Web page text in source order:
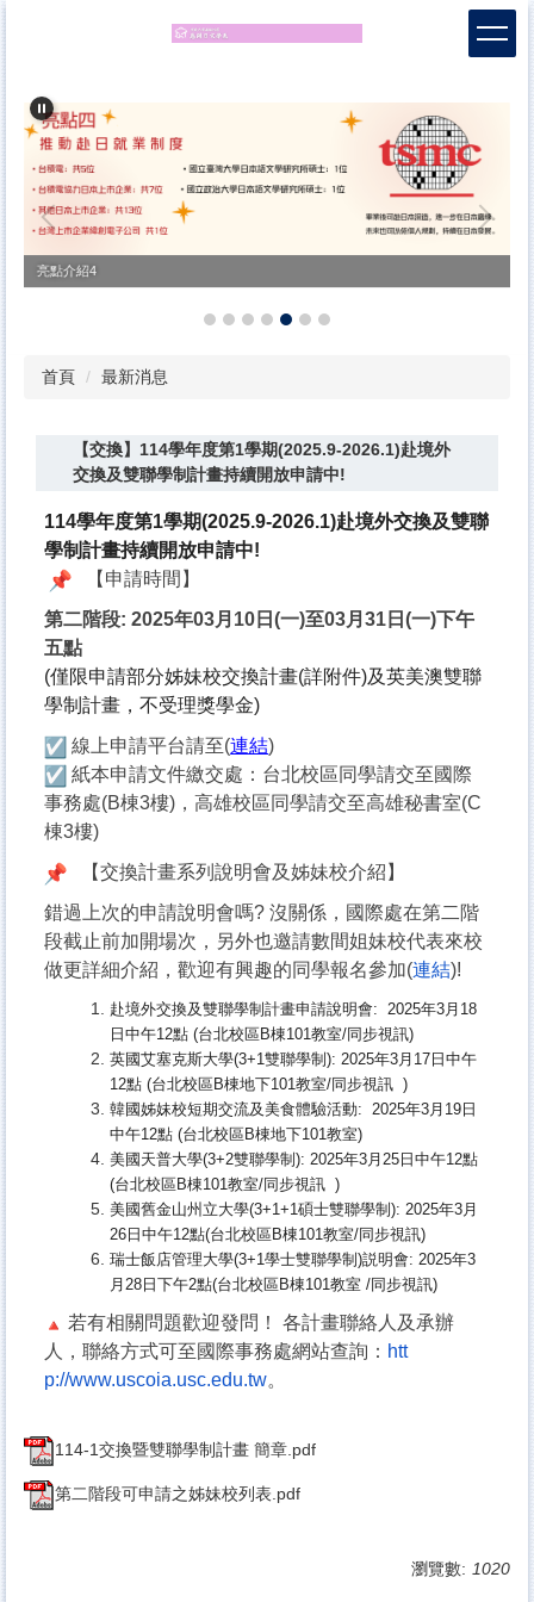
亮點介紹4
首頁 最新消息
【交換】114學年度第1學期(2025.9-2026.1)赴境外
交換及雙聯學制計畫持續開放申請中!
114學年度第1學期(2025.9-2026.1)赴境外交換及雙聯
學制計畫持續開放申請中!
【 申請時間】
第二階段: 2025年03月10日(一)至03月31日(一)下午
五點
(僅限申請部分姊妹校交換計畫(詳附件)及英美澳雙聯
學制計畫， 不受理獎學金)
線上申請平台請至(連結)
紙本申請文件繳交處：台北校區同學請交至國際
事務處(B棟3樓)，高雄校區同學請交至高雄秘書室(C
棟3樓)
【交換計畫系列說明會及姊妹校介紹 】
錯過上次的申請說明會嗎? 沒關係，國際處在第二階
段截止前加開場次， 另外也邀請數間姐妹校代表來校
做更詳細介紹， 歡迎有興趣的同學報名參加(連結)!
赴境外交換及雙聯學制計畫申請說明會: 2025年3月18
日中午12點 (台北校區B棟101教室/同步視訊)
英國艾塞克斯大學(3+1雙聯學制): 2025年3月17日中午
12點 (台北校區B棟地下101教室/同步視訊 )
韓國姊妹校短期交流及美食體驗活動: 2025年3月19日
中午12點 (台北校區B棟地下101教室)
美國天普大學(3+2雙聯學制): 2025年3月25日中午12點
(台北校區B棟101教室/同步視訊 )
美國舊金山州立大學(3+1+1碩士雙聯學制): 2025年3月
26日中午12點(台北校區B棟101教室/同步視訊)
瑞士飯店管理大學(3+1學士雙聯學制)説明會: 2025年3
月28日下午2點(台北校區B棟101教室 /同步視訊)
若有相關問題歡迎發問！ 各計畫聯絡人及承辦
人，聯絡方式可至國際事務處網站查詢： htt
p://www.uscoia.usc.edu.tw。
114-1交換暨雙聯學制計畫 簡章.pdf
第二階段可申請之姊妹校列表.pdf
瀏覽數: 1020